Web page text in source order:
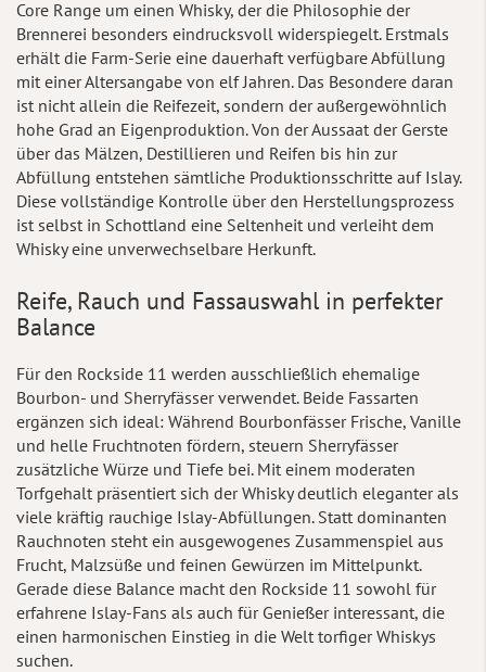
Core Range um einen Whisky, der die Philosophie der
Brennerei besonders eindrucksvoll widerspiegelt. Erstmals
erhält die Farm-Serie eine dauerhaft verfügbare Abfüllung
mit einer Altersangabe von elf Jahren. Das Besondere daran
ist nicht allein die Reifezeit, sondern der außergewöhnlich
hohe Grad an Eigenproduktion. Von der Aussaat der Gerste
über das Mälzen, Destillieren und Reifen bis hin zur
Abfüllung entstehen sämtliche Produktionsschritte auf Islay.
Diese vollständige Kontrolle über den Herstellungsprozess
ist selbst in Schottland eine Seltenheit und verleiht dem
Whisky eine unverwechselbare Herkunft.
Reife, Rauch und Fassauswahl in perfekter
Balance
Für den Rockside 11 werden ausschließlich ehemalige
Bourbon- und Sherryfässer verwendet. Beide Fassarten
ergänzen sich ideal: Während Bourbonfässer Frische, Vanille
und helle Fruchtnoten fördern, steuern Sherryfässer
zusätzliche Würze und Tiefe bei. Mit einem moderaten
Torfgehalt präsentiert sich der Whisky deutlich eleganter als
viele kräftig rauchige Islay-Abfüllungen. Statt dominanten
Rauchnoten steht ein ausgewogenes Zusammenspiel aus
Frucht, Malzsüße und feinen Gewürzen im Mittelpunkt.
Gerade diese Balance macht den Rockside 11 sowohl für
erfahrene Islay-Fans als auch für Genießer interessant, die
einen harmonischen Einstieg in die Welt torfiger Whiskys
suchen.